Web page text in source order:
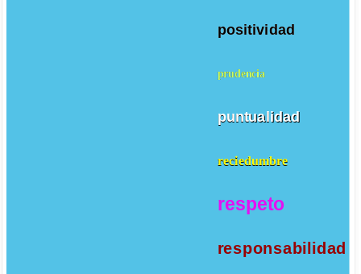
positividad
prudencia
puntualidad
reciedumbre
respeto
responsabilidad